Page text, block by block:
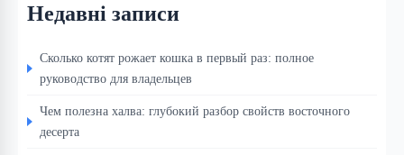
Недавні записи
Сколько котят рожает кошка в первый раз: полное
руководство для владельцев
Чем полезна халва: глубокий разбор свойств восточного
десерта